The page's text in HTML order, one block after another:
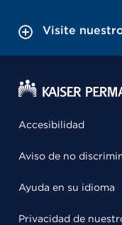
Visite
Accesibilidad
Aviso de no
Ayuda en su idioma
Privacidad de